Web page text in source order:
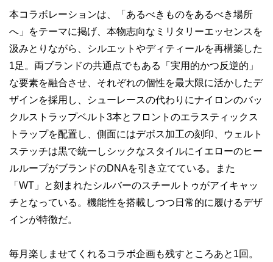
本コラボレーションは、「あるべきものをあるべき場所
へ」をテーマに掲げ、本物志向なミリタリーエッセンスを
汲みとりながら、シルエットやディティールを再構築した
1足。両ブランドの共通点でもある「実用的かつ反逆的」
な要素を融合させ、それぞれの個性を最大限に活かしたデ
ザインを採用し、シューレースの代わりにナイロンのバッ
クルストラップベルト3本とフロントのエラスティックス
トラップを配置し、側面にはデボス加工の刻印、ウェルト
ステッチは黒で統一しシックなスタイルにイエローのヒー
ルループがブランドのDNAを引き立てている。また
「WT」と刻まれたシルバーのスチールトゥがアイキャッ
チとなっている。機能性を搭載しつつ日常的に履けるデザ
インが特徴だ。
毎月楽しませてくれるコラボ企画も残すところあと1回。